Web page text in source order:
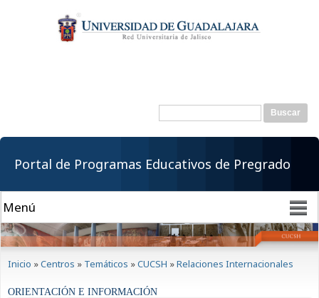
contenido
principal
Formulario de
Buscar
Portal de Programas Educativos de Pregrado
Inicio »Centros » Temáticos »CUCSH »Relaciones Internacionales
ORIENTACIÓN E INFORMACIÓN